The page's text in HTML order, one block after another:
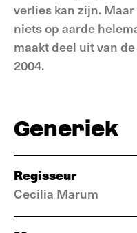
verlies kan zijn.
niets op aarde
maakt deel uit van
2004.
Generiek
Regisseur
Cecilia Marum